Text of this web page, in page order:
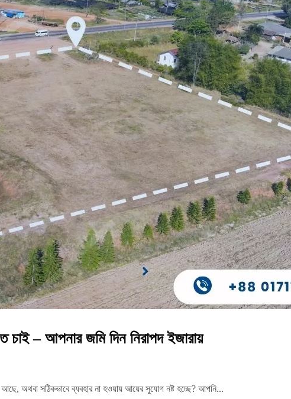
– আপনার জমি দিন নিরাপদ ইজারায়
অথবা সঠিকভাবে ব্যবহার না হওয়ায় আয়ের সুযোগ নষ্ট হচ্ছে? আপনি...